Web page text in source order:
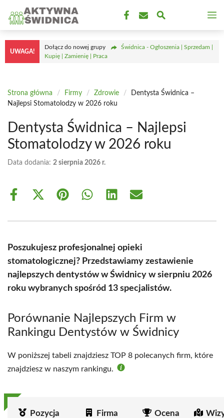
treści
UWAGA!
Dołącz do nowej grupy
Świdnica - Ogłoszenia | Sprzedam |
Kupię | Zamienię | Praca
Strona główna / Firmy / Zdrowie /
Dentysta Świdnica –
Najlepsi Stomatolodzy w 2026 roku
Dentysta Świdnica – Najlepsi
Stomatolodzy w 2026 roku
Data dodania: 2 sierpnia 2026 r.
Share
Share
(Twitter)
Share Share Share Share
Poszukujesz profesjonalnej opieki
stomatologicznej? Przedstawiamy zestawienie
najlepszych dentystów w Świdnicy w sierpniu 2026
roku wybranych spośród 13 specjalistów.
Porównanie Najlepszych Firm w
Rankingu Dentystów w Świdnicy
W poniższej tabeli znajdziesz TOP 8 polecanych firm, które
znajdziesz w naszym rankingu.
Pozycja Firma Ocena